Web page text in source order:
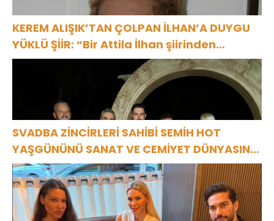
KEREM ALIŞIK’TAN ÇOLPAN İLHAN’A DUYGU
YÜKLÜ ŞİİR: “Bir Attila İlhan şiirinden
çıkmıştı sanki”
SVADBA ZİNCİRLERİ SAHİBİ SEMİH HOT
YAŞGÜNÜNÜ SANAT VE CEMİYET DÜNYASININ
ÜNLÜ İSİMLERİYLE KUTLADI!